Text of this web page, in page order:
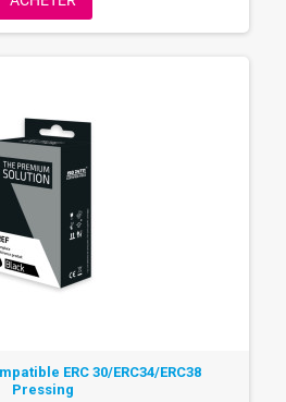
ERC 30/ERC34/ERC38
Pressing